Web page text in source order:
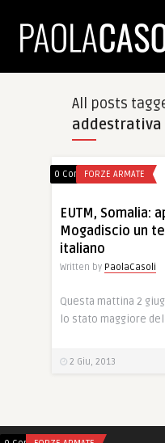
All posts
addestrativa
0 CommentsFORZE ARMATE
EUTM, Somalia:
Mogadiscio un
italiano
Written by PaolaCasoli
Questa mattina 2
lo stato maggiore
2 Giu, 2013